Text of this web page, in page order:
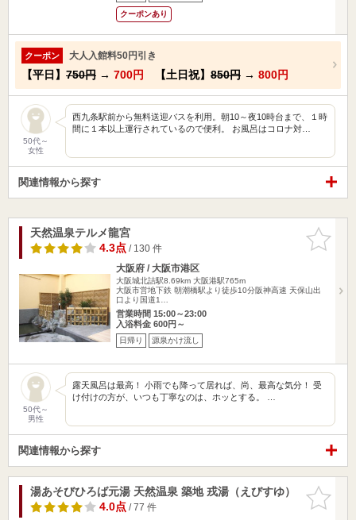
クーポンあり
クーポン 大人入館料50円引き
【平日】 750円 → 700円 【土日祝】 850円 → 800円
50代～
女性
西九条駅前から無料送迎バスを利用。朝10～夜10時台まで、１時
間に１本以上運行されているので便利。 お風呂はコロナ対…
関連情報から探す
お気に入
りに追加
天然温泉テルメ龍宮
4.3点/ 130 件
大阪府 / 大阪市港区
大阪城北詰駅8.69km 大阪港駅765m
大阪市営地下鉄 朝潮橋駅より徒歩10分阪神高速 天保山出
口より国道1…
営業時間 15:00～23:00
入浴料金 600円～
日帰り 源泉かけ流し
50代～
男性
露天風呂は最高！ 小雨でも降って居れば、尚、最高な気分！ 受
け付けの方が、いつも丁寧なのは、ホッとする。 …
関連情報から探す
お気に入
りに追加
湯あそびひろば元湯 天然温泉 築地 戎湯（えびすゆ）
4.0点/ 77 件